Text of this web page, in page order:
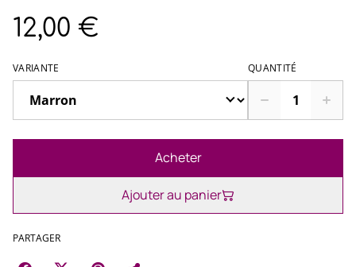
12,00 €
VARIANTE QUANTITÉ
Acheter
Ajouter au panier
PARTAGER